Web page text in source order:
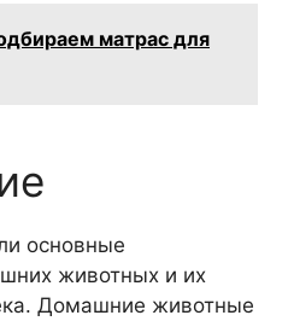
матрас для
основные
животных и их
Домашние животные